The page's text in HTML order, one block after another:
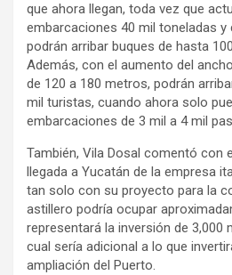
que ahora llegan, toda vez que
embarcaciones 40 mil toneladas
podrán arribar buques de hasta
Además, con el aumento del
de 120 a 180 metros, podrán
mil turistas, cuando ahora solo
embarcaciones de 3 mil a 4 mil
También, Vila Dosal comentó con
llegada a Yucatán de la empresa
tan solo con su proyecto para la
astillero podría ocupar
representará la inversión de 3,000
cual sería adicional a lo que
ampliación del Puerto.